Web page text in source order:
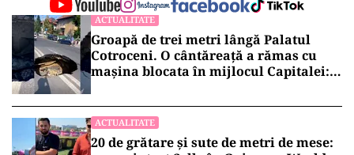
ACTUALITATE
Groapă de trei metri lângă Palatul
Cotroceni. O cântăreață a rămas cu
mașina blocata în mijlocul Capitalei:
ACTUALITATE
20 de grătare și sute de metri de mese: